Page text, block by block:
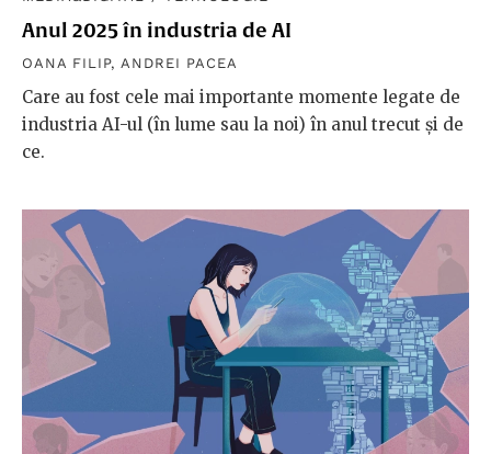
Anul 2025 în industria de AI
OANA FILIP, ANDREI PACEA
Care au fost cele mai importante momente legate de
industria AI-ul (în lume sau la noi) în anul trecut și de
ce.